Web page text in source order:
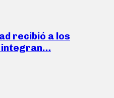
recibió a los
integran…